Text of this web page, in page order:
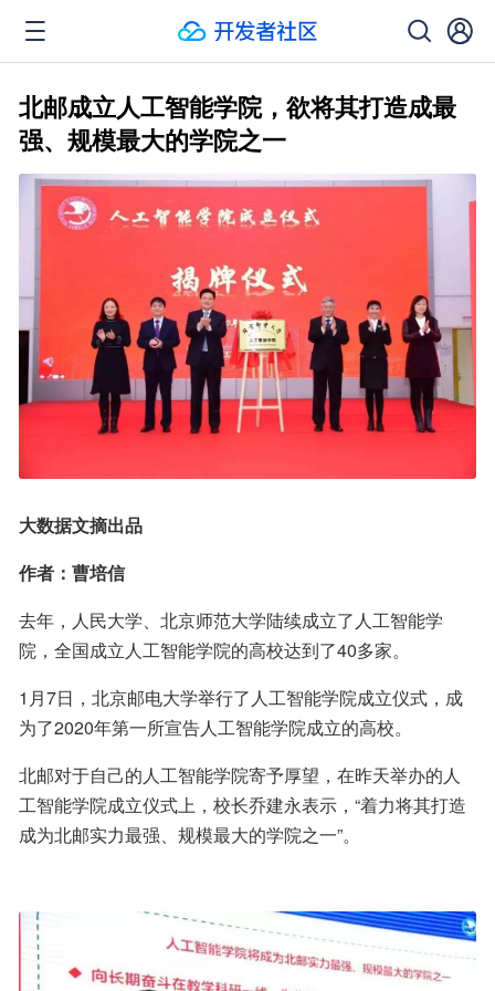
北邮成立人工智能学院，欲将其打造成最
强、规模最大的学院之一
大数据文摘出品
作者：曹培信
去年，人民大学、北京师范大学陆续成立了人工智能学
院，全国成立人工智能学院的高校达到了40多家。
1月7日，北京邮电大学举行了人工智能学院成立仪式，成
为了2020年第一所宣告人工智能学院成立的高校。
北邮对于自己的人工智能学院寄予厚望，在昨天举办的人
工智能学院成立仪式上，校长乔建永表示，“着力将其打造
成为北邮实力最强、规模最大的学院之一”。